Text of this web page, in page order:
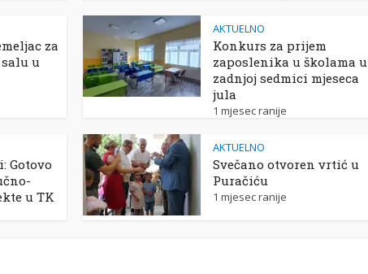
za
u
AKTUELNO
Konkurs za prijem
zaposlenika u školama u
zadnjoj sedmici mjeseca
jula
1 mjesec ranije
Gotovo
u TK
AKTUELNO
Svečano otvoren vrtić u
Puračiću
1 mjesec ranije